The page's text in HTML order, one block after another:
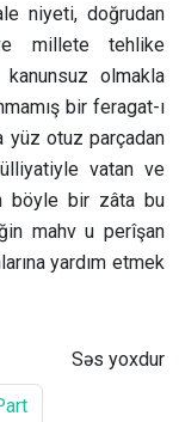
niyeti, doğrudan
millete tehlike
kanunsuz olmakla
bir feragat-ı
yüz otuz parçadan
vatan ve
böyle bir zâta bu
mahv u perîşan
yardım etmek
Səs yoxdur